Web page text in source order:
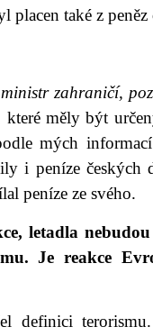
placen také z
zahraničí,
měly být
mých
i peníze českých
peníze ze svého.
letadla
Je reakce
definici